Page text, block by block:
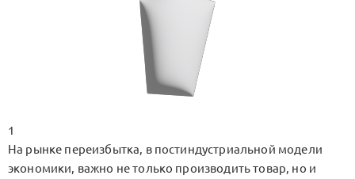
1
На рынке переизбытка, в постиндустриальной модели
экономики, важно не только производить товар, но и